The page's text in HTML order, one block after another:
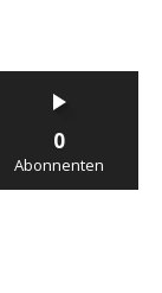
0
Abonnenten